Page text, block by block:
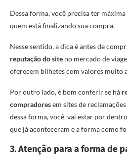
Dessa forma, você precisa ter
quem está finalizando sua compra.
Nesse sentido, a dica é antes de
reputação do site no mercado de
oferecem bilhetes com valores muito
Por outro lado, é bom conferir se há
compradoresem sites de
dessa forma, você vai estar por
que já aconteceram e a forma como
3. Atenção para a forma de